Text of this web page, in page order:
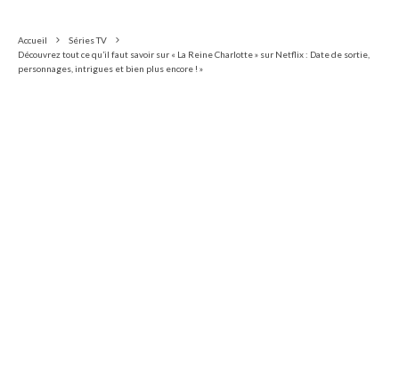
Accueil
Séries TV
Découvrez tout ce qu’il faut savoir sur « La Reine Charlotte » sur Netflix : Date de sortie,
personnages, intrigues et bien plus encore ! »